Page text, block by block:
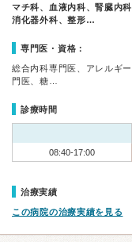
マチ科、血液内科、腎臓内
消化器外科、整形…
専門医・資格：
総合内科専門医、アレルギ
門医、糖…
診療時間
08:40-17:00
治療実績
この病院の治療実績を見る